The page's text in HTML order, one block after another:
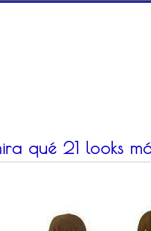
qué 21 looks